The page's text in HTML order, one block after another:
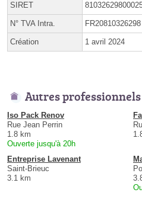
SIRET
N° TVA Intra. FR20810326298
Création 1 avril 2024
Autres professionnels
Iso Pack Renov
Rue Jean Perrin
1.8 km
Ouverte jusqu'à 20h
Entreprise Lavenant
Saint-Brieuc
3.1 km